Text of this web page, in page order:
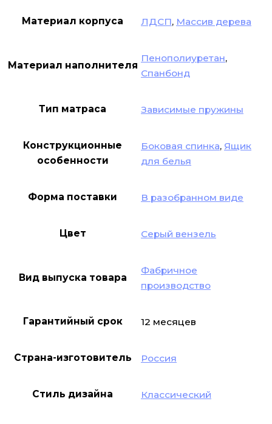
Материал корпуса ЛДСП, Массив дерева
Материал наполнителя
Пенополиуретан,
Спанбонд
Тип матраса Зависимые пружины
Конструкционные
особенности
Боковая спинка, Ящик
для белья
Форма поставки В разобранном виде
Цвет Серый вензель
Вид выпуска товара
Фабричное
производство
Гарантийный срок 12 месяцев
Страна-изготовитель Россия
Стиль дизайна Классический